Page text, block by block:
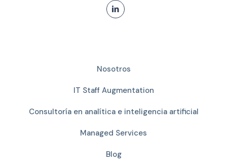
Nosotros
IT Staff Augmentation
Consultoría en analítica e inteligencia artificial
Managed Services
Blog